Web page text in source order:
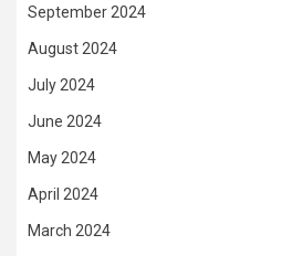
September 2024
August 2024
July 2024
June 2024
May 2024
April 2024
March 2024